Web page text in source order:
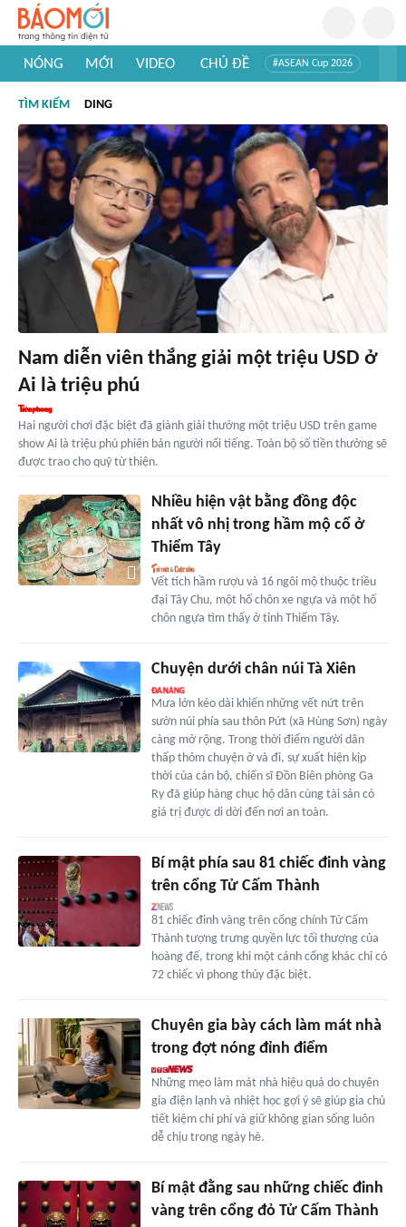
NÓNG MỚI VIDEO CHỦ ĐỀ #ASEAN Cup 2026
#Khám phá thế giới
TÌM KIẾM DING
Nam diễn viên thắng giải một triệu USD ở
Ai là triệu phú
Hai người chơi đặc biệt đã giành giải thưởng một triệu USD trên game
show Ai là triệu phú phiên bản người nổi tiếng. Toàn bộ số tiền thưởng sẽ
được trao cho quỹ từ thiện.
Nhiều hiện vật bằng đồng độc
nhất vô nhị trong hầm mộ cổ ở
Thiểm Tây
Vết tích hầm rượu và 16 ngôi mộ thuộc triều
đại Tây Chu, một hố chôn xe ngựa và một hố
chôn ngựa tìm thấy ở tỉnh Thiểm Tây.
Chuyện dưới chân núi Tà Xiên
Mưa lớn kéo dài khiến những vết nứt trên
sườn núi phía sau thôn Pứt (xã Hùng Sơn) ngày
càng mở rộng. Trong thời điểm người dân
thấp thỏm chuyện ở và đi, sự xuất hiện kịp
thời của cán bộ, chiến sĩ Đồn Biên phòng Ga
Ry đã giúp hàng chục hộ dân cùng tài sản có
giá trị được di dời đến nơi an toàn.
Bí mật phía sau 81 chiếc đinh vàng
trên cổng Tử Cấm Thành
81 chiếc đinh vàng trên cổng chính Tử Cấm
Thành tượng trưng quyền lực tối thượng của
hoàng đế, trong khi một cánh cổng khác chỉ có
72 chiếc vì phong thủy đặc biệt.
Chuyên gia bày cách làm mát nhà
trong đợt nóng đỉnh điểm
Những mẹo làm mát nhà hiệu quả do chuyên
gia điện lạnh và nhiệt học gợi ý sẽ giúp gia chủ
tiết kiệm chi phí và giữ không gian sống luôn
dễ chịu trong ngày hè.
Bí mật đằng sau những chiếc đinh
vàng trên cổng đỏ Tử Cấm Thành